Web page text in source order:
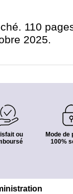
110
2025.
ou
Mode de
100%